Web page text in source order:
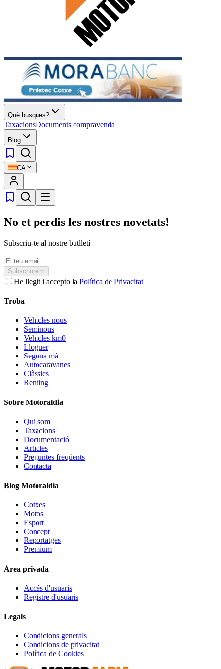
Què busques?
TaxacionsDocuments compravenda
Blog
CA
No et perdis les nostres novetats!
Subscriu-te al nostre butlletí
Subscriure'm
He llegit i accepto la Política de Privacitat
Troba
Vehicles nous
Seminous
Vehicles km0
Lloguer
Segona mà
Autocaravanes
Clàssics
Renting
Sobre Motoraldia
Qui som
Taxacions
Documentació
Articles
Preguntes freqüents
Contacta
Blog Motoraldia
Cotxes
Motos
Esport
Concept
Reportatges
Premium
Àrea privada
Accés d'usuaris
Registre d'usuaris
Legals
Condicions generals
Condicions de privacitat
Política de Cookies